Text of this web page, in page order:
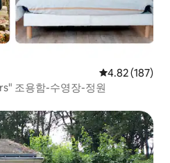
평점 4.82점(5
4.82 (187)
조용함-수영장-정원